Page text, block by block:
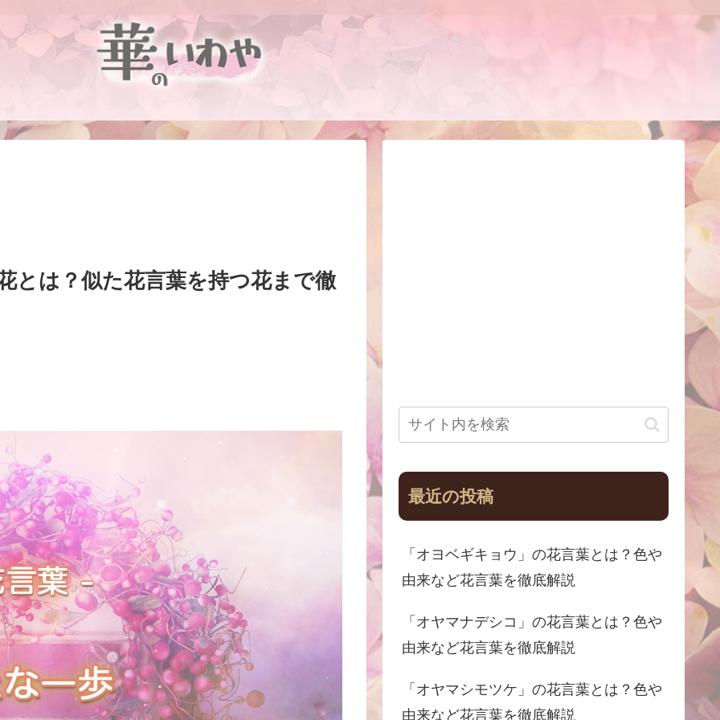
とは？似た花言葉を持つ花まで徹
最近の投稿
「オヨベギキョウ」の花言葉とは？色や
由来など花言葉を徹底解説
「オヤマナデシコ」の花言葉とは？色や
由来など花言葉を徹底解説
「オヤマシモツケ」の花言葉とは？色や
由来など花言葉を徹底解説